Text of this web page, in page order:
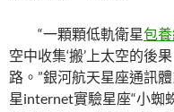
“一顆顆低軌衛星包
空中收集‘搬’上太空的後
路。”銀河航天星座通訊
星internet實驗星座“小蜘